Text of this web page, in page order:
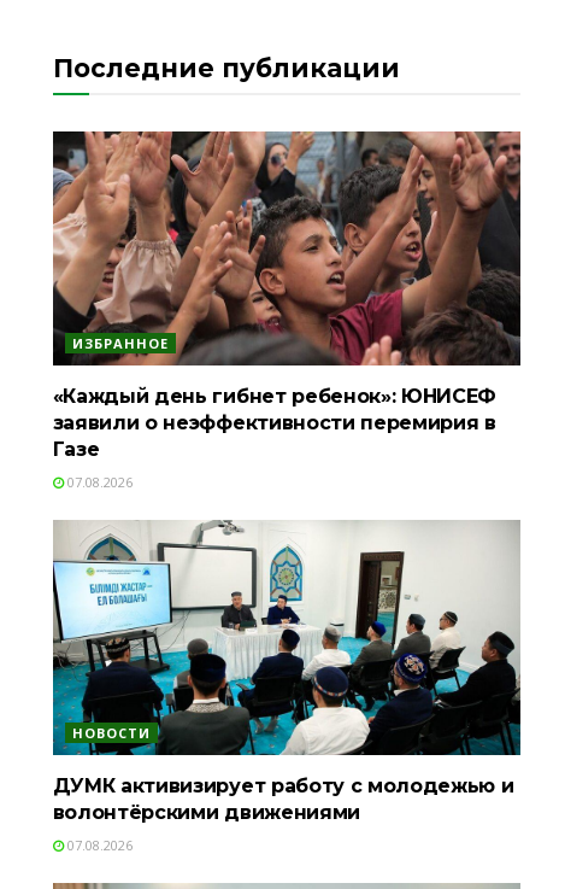
Последние публикации
ИЗБРАННОЕ
«Каждый день гибнет ребенок»: ЮНИСЕФ
заявили о неэффективности перемирия в
Газе
07.08.2026
НОВОСТИ
ДУМК активизирует работу с молодежью и
волонтёрскими движениями
07.08.2026